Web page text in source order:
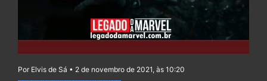
Por Elvis de Sá • 2 de novembro de 2021, às 10:20